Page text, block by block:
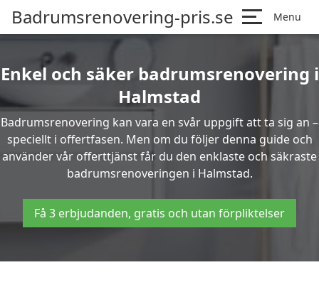
Badrumsrenovering-pris.se Menu
Enkel och säker badrumsrenovering i
Halmstad
Badrumsrenovering kan vara en svår uppgift att ta sig an –
speciellt i offertfasen. Men om du följer denna guide och
använder vår offerttjänst får du den enklaste och säkraste
badrumsrenoveringen i Halmstad.
Få 3 erbjudanden, gratis och utan förpliktelser